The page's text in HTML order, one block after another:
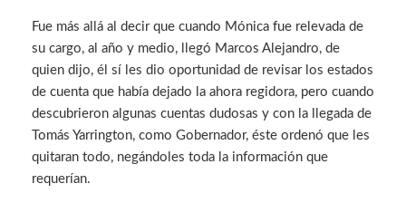
Fue más allá al decir que cuando Mónica fue relevada de
su cargo, al año y medio, llegó Marcos Alejandro, de
quien dijo, él sí les dio oportunidad de revisar los estados
de cuenta que había dejado la ahora regidora, pero cuando
descubrieron algunas cuentas dudosas y con la llegada de
Tomás Yarrington, como Gobernador, éste ordenó que les
quitaran todo, negándoles toda la información que
requerían.